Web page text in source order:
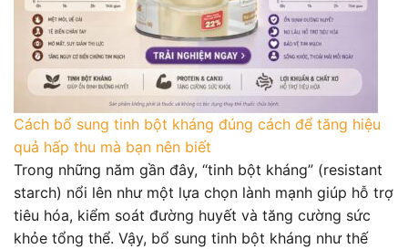
Cách bổ sung tinh bột kháng đúng cách để tăng hiệu
quả hấp thu mà bạn nên biết
Trong những năm gần đây, “tinh bột kháng” (resistant
starch) nổi lên như một lựa chọn lành mạnh giúp hỗ trợ
tiêu hóa, kiểm soát đường huyết và tăng cường sức
khỏe tổng thể. Vậy, bổ sung tinh bột kháng như thế